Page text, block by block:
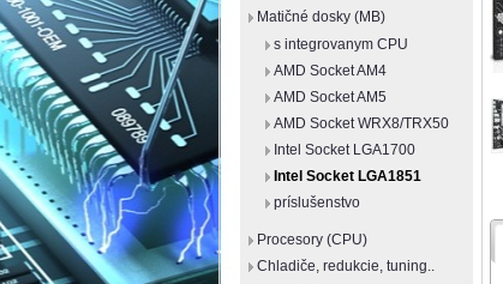
Matičné dosky (MB)
s integrovanym CPU
AMD Socket AM4
AMD Socket AM5
AMD Socket WRX8/TRX50
Intel Socket LGA1700
Intel Socket LGA1851
príslušenstvo
Procesory (CPU)
Chladiče, redukcie, tuning..